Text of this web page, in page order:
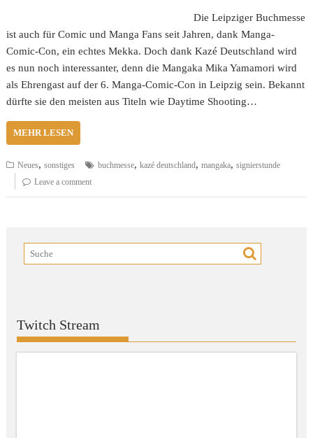
Die Leipziger Buchmesse
ist auch für Comic und Manga Fans seit Jahren, dank Manga-
Comic-Con, ein echtes Mekka. Doch dank Kazé Deutschland wird
es nun noch interessanter, denn die Mangaka Mika Yamamori wird
als Ehrengast auf der 6. Manga-Comic-Con in Leipzig sein. Bekannt
dürfte sie den meisten aus Titeln wie Daytime Shooting…
MEHR LESEN
Neues,sonstiges buchmesse,kazé deutschland,mangaka,signierstunde
Leave a comment
Twitch Stream